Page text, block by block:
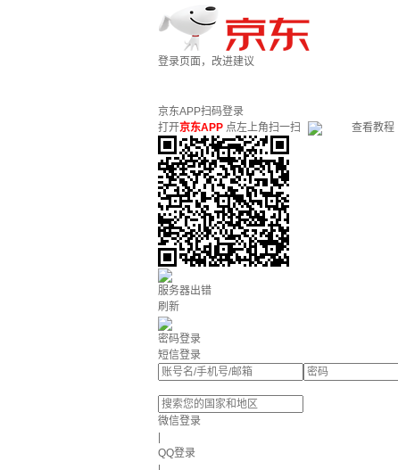
登录页面，改进建议
京东APP扫码登录
打开京东APP 点左上角扫一扫 查看教程
服务器出错
刷新
密码登录
短信登录
微信登录
QQ登录